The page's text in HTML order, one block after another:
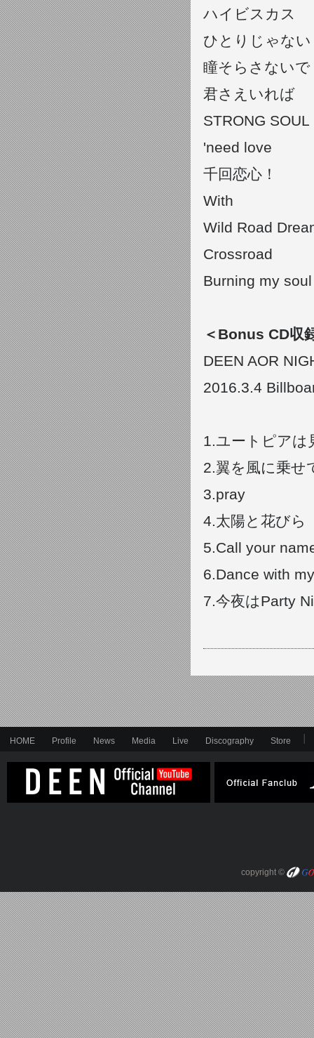
ハイビスカス
ひとりじゃない
瞳そらさないで
君さえいれば
STRONG SOUL
'need love
千回恋心！
With
Wild Road
Crossroad
Burning my soul
＜Bonus CD収
DEEN AOR
2016.3.4
1.ユートピア
2.翼を風に乗せ
3.pray
4.太陽と花びら
5.Call your
6.Dance with
7.今夜はParty
HOME Profile News Media Live Discography Store
copyright ©